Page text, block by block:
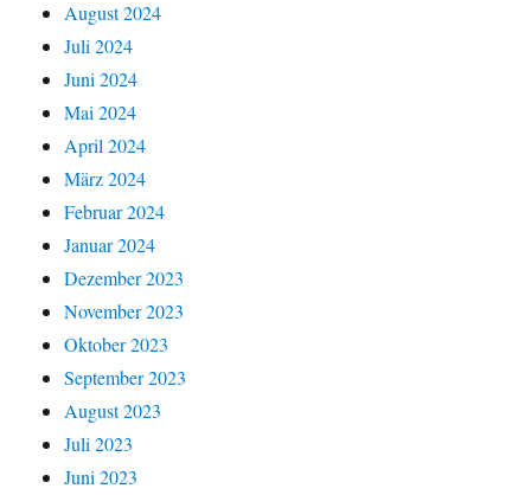
August 2024
Juli 2024
Juni 2024
Mai 2024
April 2024
März 2024
Februar 2024
Januar 2024
Dezember 2023
November 2023
Oktober 2023
September 2023
August 2023
Juli 2023
Juni 2023